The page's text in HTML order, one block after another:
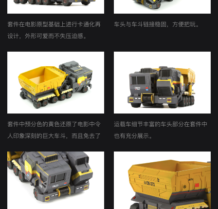
套件在电影原型基础上进行卡通化再
设计，外形可爱而不失压迫感。
车头与车斗链接稳固，方便把玩。
套件中预分色的黄色还原了电影中令
人印象深刻的巨大车斗，而且免去了
运载车细节丰富的车头部分在套件中
也有充分展示。